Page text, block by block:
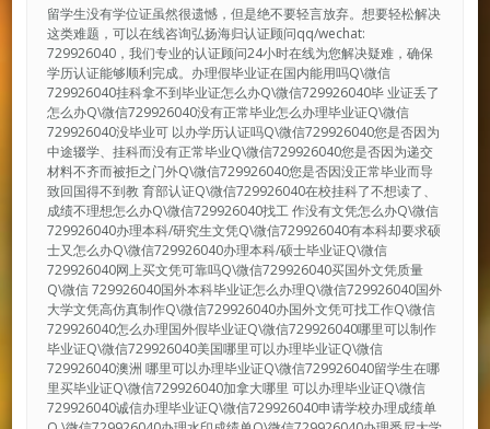
留学生没有学位证虽然很遗憾，但是绝不要轻言放弃。想要轻松解决
这类难题，可以在线咨询弘扬海归认证顾问qq/wechat:
729926040，我们专业的认证顾问24小时在线为您解决疑难，确保
学历认证能够顺利完成。办理假毕业证在国内能用吗Q\微信
729926040挂科拿不到毕业证怎么办Q\微信729926040毕 业证丢了
怎么办Q\微信729926040没有正常毕业怎么办理毕业证Q\微信
729926040没毕业可 以办学历认证吗Q\微信729926040您是否因为
中途辍学、挂科而没有正常毕业Q\微信729926040您是否因为递交
材料不齐而被拒之门外Q\微信729926040您是否因没正常毕业而导
致回国得不到教 育部认证Q\微信729926040在校挂科了不想读了、
成绩不理想怎么办Q\微信729926040找工 作没有文凭怎么办Q\微信
729926040办理本科/研究生文凭Q\微信729926040有本科却要求硕
士又怎么办Q\微信729926040办理本科/硕士毕业证Q\微信
729926040网上买文凭可靠吗Q\微信729926040买国外文凭质量
Q\微信 729926040国外本科毕业证怎么办理Q\微信729926040国外
大学文凭高仿真制作Q\微信729926040办国外文凭可找工作Q\微信
729926040怎么办理国外假毕业证Q\微信729926040哪里可以制作
毕业证Q\微信729926040美国哪里可以办理毕业证Q\微信
729926040澳洲 哪里可以办理毕业证Q\微信729926040留学生在哪
里买毕业证Q\微信729926040加拿大哪里 可以办理毕业证Q\微信
729926040诚信办理毕业证Q\微信729926040申请学校办理成绩单